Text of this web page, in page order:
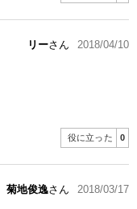
リーさん 2018/04/10
役に立った 0
菊地俊逸さん 2018/03/17